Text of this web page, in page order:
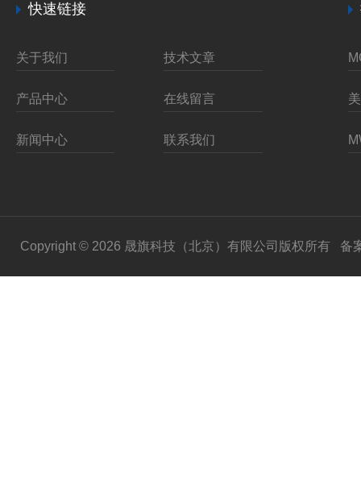
快速链接
关于我们 技术文章
产品中心 在线留言
新闻中心 联系我们
Copyright © 2026 晟旗科技（北京）有限公司版权所有 备